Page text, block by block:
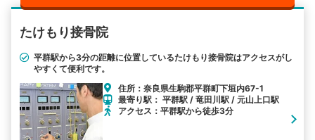
たけもり接骨院
平群駅から3分の距離に位置しているたけもり接骨院はアクセスがし
やすくて便利です。
住所：奈良県生駒郡平群町下垣内67-1
最寄り駅： 平群駅 / 竜田川駅 / 元山上口駅
アクセス：平群駅から徒歩3分